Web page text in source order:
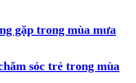
gặp trong mùa mưa
sóc trẻ trong mùa